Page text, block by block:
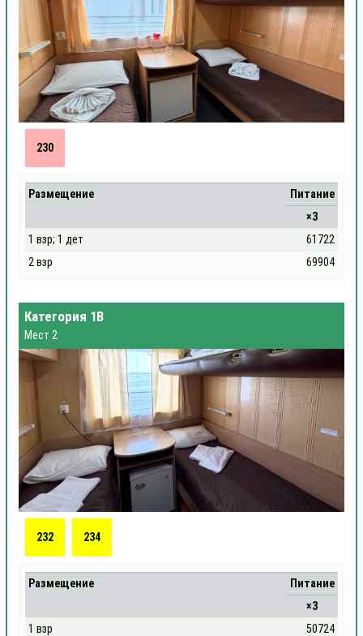
230
Размещение
Питание
×3
1 взр; 1 дет
61722
2 взр
69904
Категория 1В
Мест 2
232 234
Размещение
Питание
×3
1 взр
50724